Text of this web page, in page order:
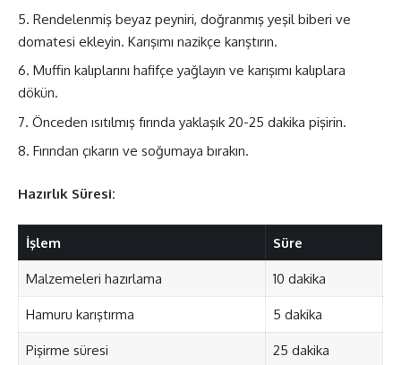
Rendelenmiş beyaz peyniri, doğranmış yeşil biberi ve
domatesi ekleyin. Karışımı nazikçe karıştırın.
Muffin kalıplarını hafifçe yağlayın ve karışımı kalıplara
dökün.
Önceden ısıtılmış fırında yaklaşık 20-25 dakika pişirin.
Fırından çıkarın ve soğumaya bırakın.
Hazırlık Süresi:
İşlem Süre
Malzemeleri hazırlama 10 dakika
Hamuru karıştırma 5 dakika
Pişirme süresi 25 dakika